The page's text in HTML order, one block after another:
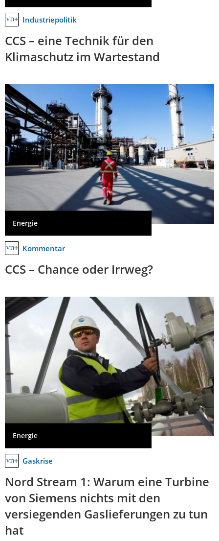
Industriepolitik
CCS – eine Technik für den
Klimaschutz im Wartestand
Energie
Kommentar
CCS – Chance oder Irrweg?
Energie
Gaskrise
Nord Stream 1: Warum eine Turbine
von Siemens nichts mit den
versiegenden Gaslieferungen zu tun
hat